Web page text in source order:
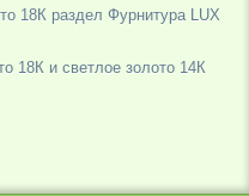
18К раздел Фурнитура LUX
18К и светлое золото 14К